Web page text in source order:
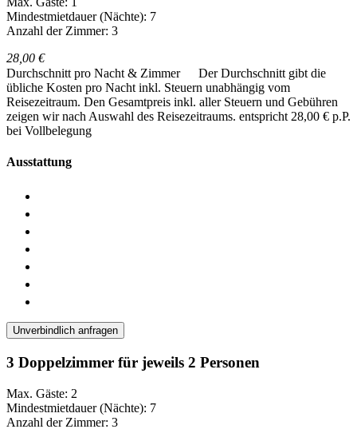
Mindestmietdauer (Nächte): 7
Anzahl der Zimmer: 3
28,00 €
Durchschnitt pro Nacht & Zimmer
Der Durchschnitt gibt die
übliche Kosten pro Nacht inkl. Steuern unabhängig vom
Reisezeitraum. Den Gesamtpreis inkl. aller Steuern und Gebühren
zeigen wir nach Auswahl des Reisezeitraums. entspricht 28,00 € p.P.
bei Vollbelegung
Ausstattung
Unverbindlich anfragen
3 Doppelzimmer für jeweils 2 Personen
Max. Gäste: 2
Mindestmietdauer (Nächte): 7
Anzahl der Zimmer: 3